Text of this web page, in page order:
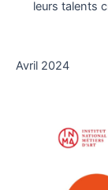
leurs talents
Avril 2024